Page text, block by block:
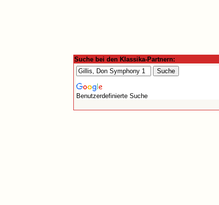
Suche bei den Klassika-Partnern:
Benutzerdefinierte Suche